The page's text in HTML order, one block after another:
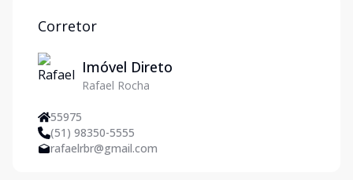
Corretor
Imóvel Direto
Rafael Rocha
55975
(51) 98350-5555
rafaelrbr@gmail.com